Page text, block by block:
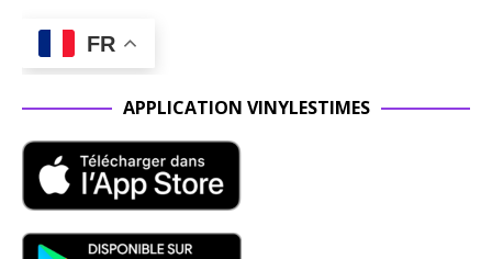
FR
APPLICATION VINYLESTIMES